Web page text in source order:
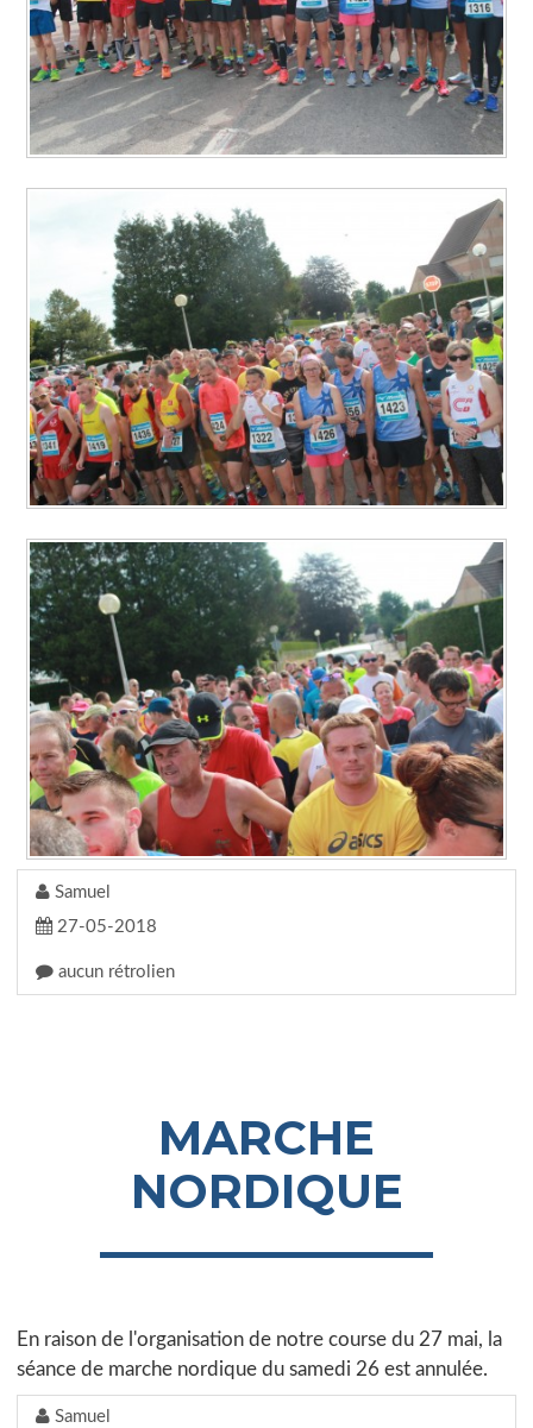
Samuel
27-05-2018
aucun rétrolien
MARCHE
NORDIQUE
En raison de l'organisation de notre course du 27 mai, la
séance de marche nordique du samedi 26 est annulée.
Samuel